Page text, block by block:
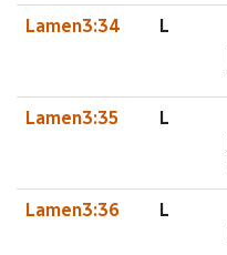
Lamen3:34 L
Lamen3:35 L
Lamen3:36 L